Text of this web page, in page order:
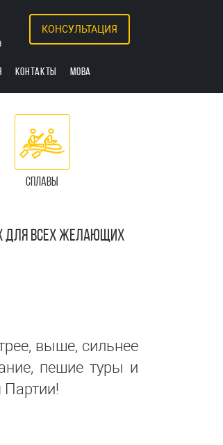
КОНСУЛЬТАЦИЯ
КОНТАКТЫ МОВА
СПЛАВЫ
ДЛЯ ВСЕХ ЖЕЛАЮЩИХ
выше, сильнее
пешие туры и
Партии!